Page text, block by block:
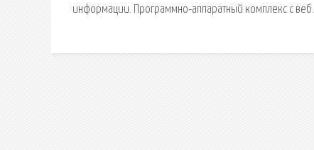
информации. Программно-аппаратный комплекс с веб.